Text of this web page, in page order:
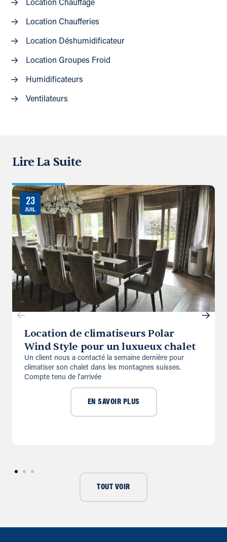
Location Chauffage
Location Chaufferies
Location Déshumidificateur
Location Groupes Froid
Humidificateurs
Ventilateurs
Lire La Suite
23
JUIL
Location de climatiseurs Polar
Wind Style pour un luxueux chalet
Un client nous a contacté la semaine dernière pour
climatiser son chalet dans les montagnes suisses.
Compte tenu de l'arrivée
EN SAVOIR PLUS
TOUT VOIR